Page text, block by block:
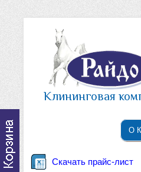
Клининговая
О
Скачать прайс-лист